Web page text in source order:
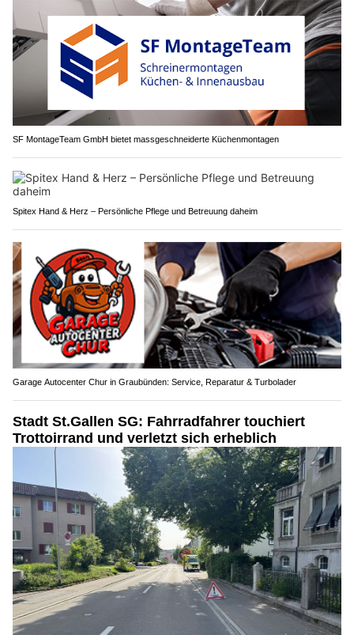
SF MontageTeam GmbH bietet massgeschneiderte Küchenmontagen
Spitex Hand & Herz – Persönliche Pflege und Betreuung daheim
Garage Autocenter Chur in Graubünden: Service, Reparatur & Turbolader
Stadt St.Gallen SG: Fahrradfahrer touchiert
Trottoirrand und verletzt sich erheblich